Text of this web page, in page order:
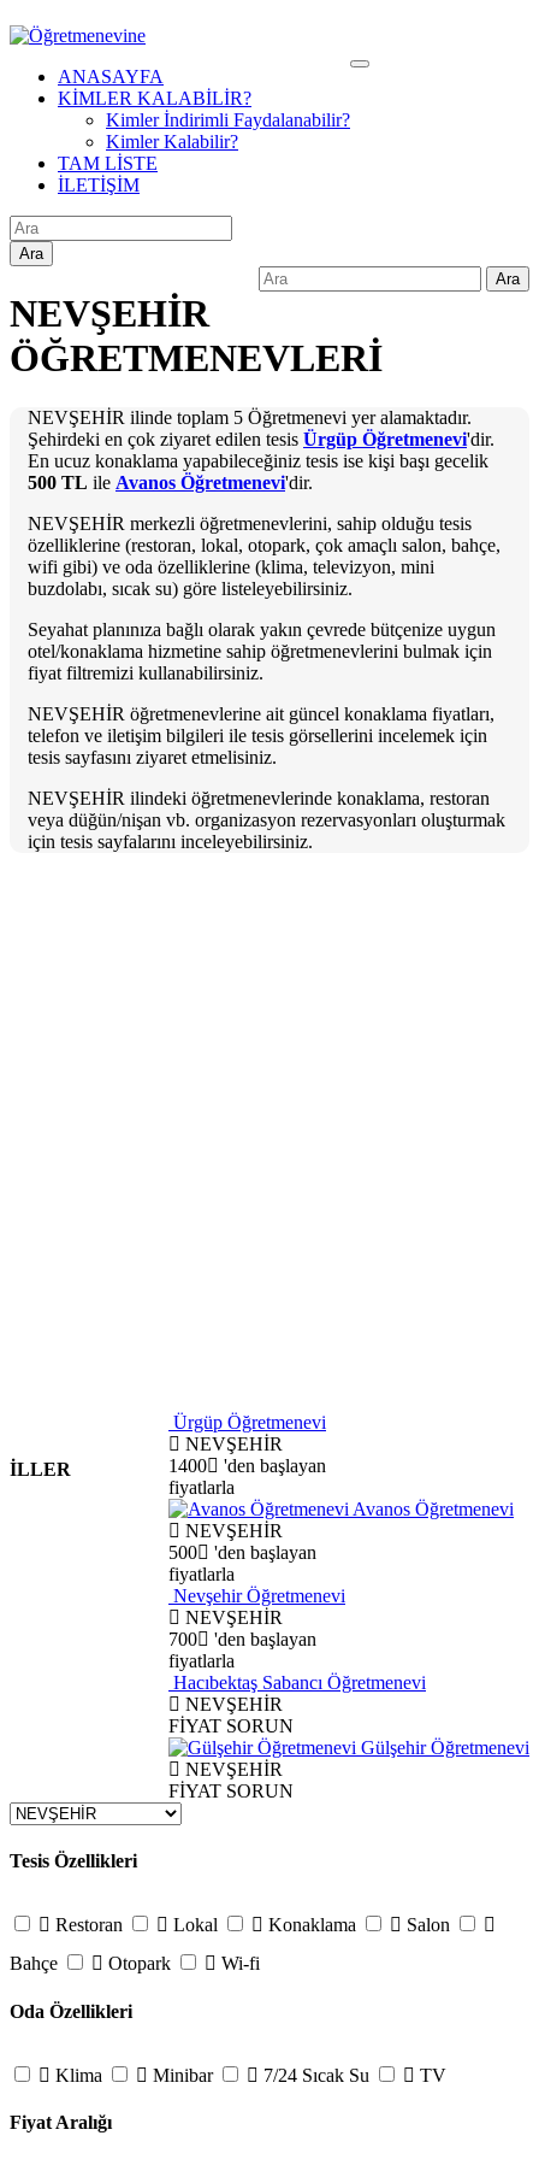
ANASAYFA
KİMLER KALABİLİR?
Kimler İndirimli Faydalanabilir?
Kimler Kalabilir?
TAM LİSTE
İLETİŞİM
Ara
Ara
NEVŞEHİR
ÖĞRETMENEVLERİ
NEVŞEHİR ilinde toplam 5 Öğretmenevi yer alamaktadır.
Şehirdeki en çok ziyaret edilen tesis Ürgüp Öğretmenevi'dir.
En ucuz konaklama yapabileceğiniz tesis ise kişi başı gecelik
500 TL ile Avanos Öğretmenevi'dir.
NEVŞEHİR merkezli öğretmenevlerini, sahip olduğu tesis
özelliklerine (restoran, lokal, otopark, çok amaçlı salon, bahçe,
wifi gibi) ve oda özelliklerine (klima, televizyon, mini
buzdolabı, sıcak su) göre listeleyebilirsiniz.
Seyahat planınıza bağlı olarak yakın çevrede bütçenize uygun
otel/konaklama hizmetine sahip öğretmenevlerini bulmak için
fiyat filtremizi kullanabilirsiniz.
NEVŞEHİR öğretmenevlerine ait güncel konaklama fiyatları,
telefon ve iletişim bilgileri ile tesis görsellerini incelemek için
tesis sayfasını ziyaret etmelisiniz.
NEVŞEHİR ilindeki öğretmenevlerinde konaklama, restoran
veya düğün/nişan vb. organizasyon rezervasyonları oluşturmak
için tesis sayfalarını inceleyebilirsiniz.
Ürgüp Öğretmenevi
NEVŞEHİR
1400
'den başlayan
fiyatlarla
Avanos Öğretmenevi
NEVŞEHİR
500
'den başlayan
fiyatlarla
Nevşehir Öğretmenevi
NEVŞEHİR
700
'den başlayan
fiyatlarla
Hacıbektaş Sabancı Öğretmenevi
NEVŞEHİR
FİYAT SORUN
Gülşehir Öğretmenevi
NEVŞEHİR
FİYAT SORUN
İLLER
Tesis Özellikleri
Restoran Lokal Konaklama
Salon
Bahçe
Otopark Wi-fi
Oda Özellikleri
Klima Minibar 7/24 Sıcak Su TV
Fiyat Aralığı